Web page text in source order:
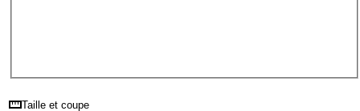
Taille et coupe